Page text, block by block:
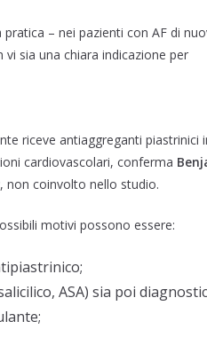
– nei pazienti con AF di
sia una chiara indicazione per
riceve antiaggreganti piastrinici
cardiovascolari, conferma
non coinvolto nello studio.
motivi possono essere:
ASA) sia poi